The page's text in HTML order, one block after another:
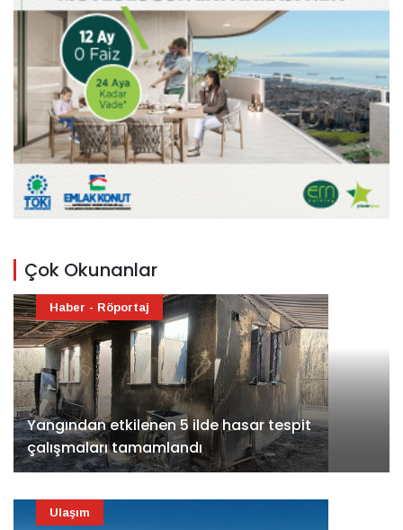
Çok Okunanlar
Yangından etkilenen 5 ilde hasar tespit
çalışmaları tamamlandı
Haber - Röportaj
Ulaşım